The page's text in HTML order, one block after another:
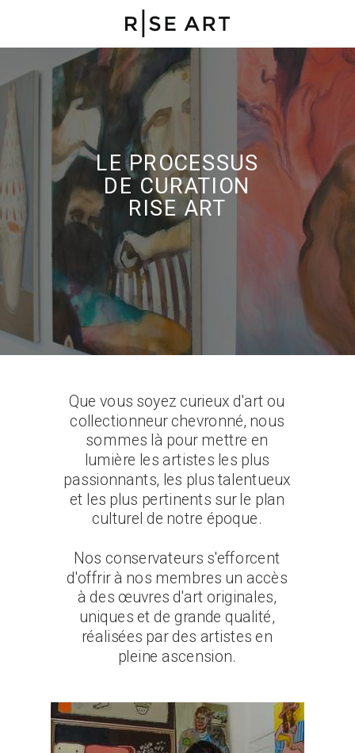
LE PROCESSUS
DE CURATION
RISE ART
Que vous soyez curieux d'art ou
collectionneur chevronné, nous
sommes là pour mettre en
lumière les artistes les plus
passionnants, les plus talentueux
et les plus pertinents sur le plan
culturel de notre époque.
Nos conservateurs s'efforcent
d'offrir à nos membres un accès
à des œuvres d'art originales,
uniques et de grande qualité,
réalisées par des artistes en
pleine ascension.